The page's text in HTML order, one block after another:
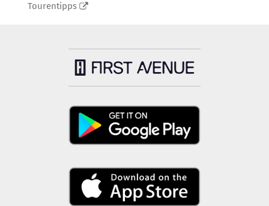
Tourentipps